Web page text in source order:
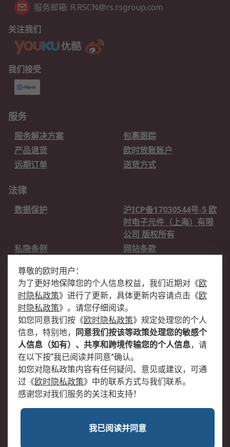
服务邮箱: R.RSCN@rs.rsgroup.com
关注我们
我们接受
服务
服务解决方案
包裹跟踪
产品退货
欧时放账账户
远期订单
送货方式
法律
数据保护
沪ICP备17030544号-5 欧
时电子元件（上海）有限
公司 版权所有
私隐条例
网站条款
关于欧时
欧时销售条款
账户和付款
企业集团
全球办事处
关于我们
新闻中心
加入我们
沪公网安备 31011502009054号
尊敬的欧时用户：
为了更好地保障您的个人信息权益，我们近期对 《欧
时隐私政策》 进行了更新，具体更新内容请点击 《欧
时隐私政策》 。请您仔细阅读。
如您同意我们按 《欧时隐私政策》 规定处理您的个人
信息，特别地，
同意我们按该等政策处理您的敏感个
人信息（如有）、共享和跨境传输您的个人信息，请
在以下按“我已阅读并同意”确认。
如您对隐私政策内容有任何疑问、意见或建议，可通
过 《欧时隐私政策》 中的联系方式与我们联系。
感谢您对我们服务的关注和支持！
我已阅读并同意